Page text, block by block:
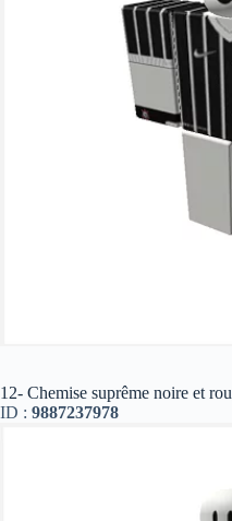
12- Chemise suprême noire et
ID : 9887237978